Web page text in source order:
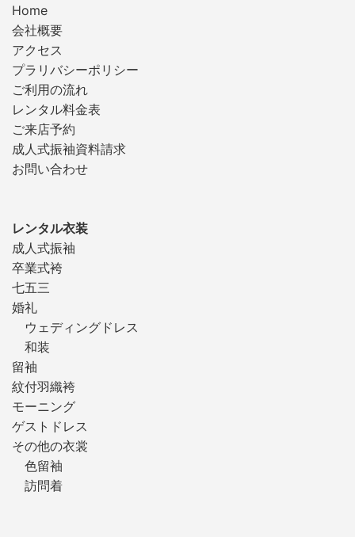
Home
会社概要
アクセス
プラリバシーポリシー
ご利用の流れ
レンタル料金表
ご来店予約
成人式振袖資料請求
お問い合わせ
レンタル衣装
成人式振袖
卒業式袴
七五三
婚礼
ウェディングドレス
和装
留袖
紋付羽織袴
モーニング
ゲストドレス
その他の衣裳
色留袖
訪問着